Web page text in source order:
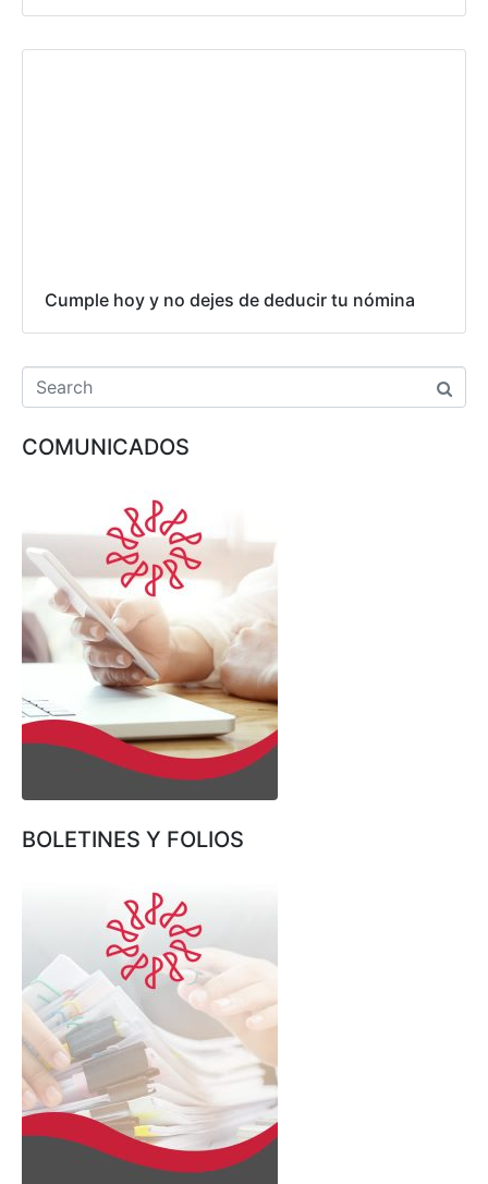
Cumple hoy y no dejes de deducir tu nómina
COMUNICADOS
BOLETINES Y FOLIOS